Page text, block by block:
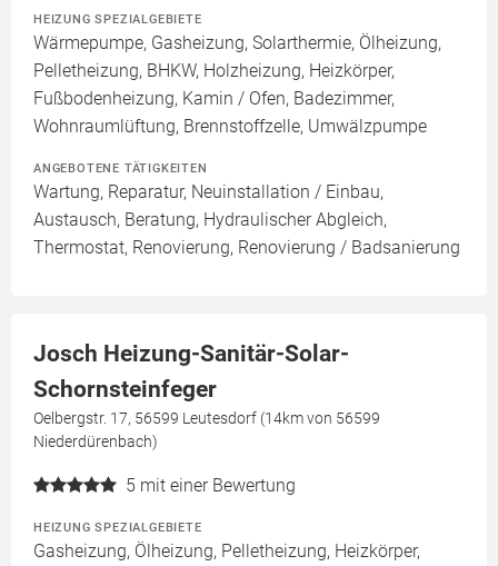
HEIZUNG SPEZIALGEBIETE
Wärmepumpe, Gasheizung, Solarthermie, Ölheizung,
Pelletheizung, BHKW, Holzheizung, Heizkörper,
Fußbodenheizung, Kamin / Ofen, Badezimmer,
Wohnraumlüftung, Brennstoffzelle, Umwälzpumpe
ANGEBOTENE TÄTIGKEITEN
Wartung, Reparatur, Neuinstallation / Einbau,
Austausch, Beratung, Hydraulischer Abgleich,
Thermostat, Renovierung, Renovierung / Badsanierung
Josch Heizung-Sanitär-Solar-
Schornsteinfeger
Oelbergstr. 17, 56599 Leutesdorf (14km von 56599
Niederdürenbach)
5 mit einer Bewertung
HEIZUNG SPEZIALGEBIETE
Gasheizung, Ölheizung, Pelletheizung, Heizkörper,